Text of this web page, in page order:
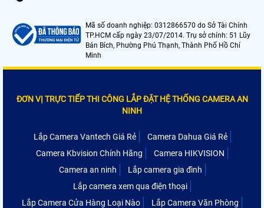
Mã số doanh nghiệp: 0312866570 do Sở Tài Chính
TP.HCM cấp ngày 23/07/2014. Trụ sở chính: 51 Lũy
Bán Bích, Phường Phú Thạnh, Thành Phố Hồ Chí
Minh
ĐƠN VỊ TRỰC TIẾP THI CÔNG LẮP ĐẶT HỆ THỐNG CAMERA AN
NINH
Lắp Camera Vantech Giá Rẻ
Camera Dahua Giá Rẻ
Camera Kbvision Chính Hãng
Camera HIKVISION
Camera an ninh
Lắp camera gia đình
Lắp camera xem qua điện thoại
Lắp Camera Cửa Hàng Loại Nào
Lắp Camera Văn Phòng